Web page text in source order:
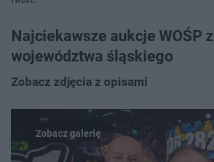
Najciekawsze aukcje WOŚP z
województwa śląskiego
Zobacz zdjęcia z opisami